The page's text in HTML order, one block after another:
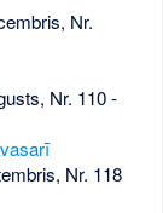
Nr.
Nr. 110-
Nr. 118